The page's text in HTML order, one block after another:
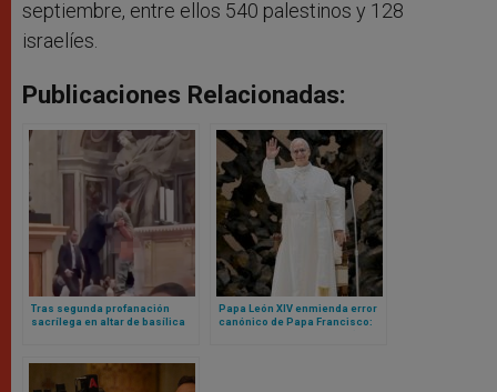
septiembre, entre ellos 540 palestinos y 128
israelíes.
Publicaciones Relacionadas:
Tras segunda profanación
sacrílega en altar de basílica
Papa León XIV enmienda error
canónico de Papa Francisco: